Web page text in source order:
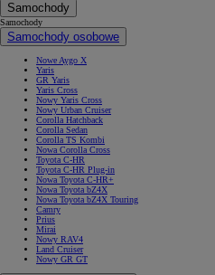
Samochody
Samochody
Samochody osobowe
Nowe Aygo X
Yaris
GR Yaris
Yaris Cross
Nowy Yaris Cross
Nowy Urban Cruiser
Corolla Hatchback
Corolla Sedan
Corolla TS Kombi
Nowa Corolla Cross
Toyota C-HR
Toyota C-HR Plug-in
Nowa Toyota C-HR+
Nowa Toyota bZ4X
Nowa Toyota bZ4X Touring
Camry
Prius
Mirai
Nowy RAV4
Land Cruiser
Nowy GR GT